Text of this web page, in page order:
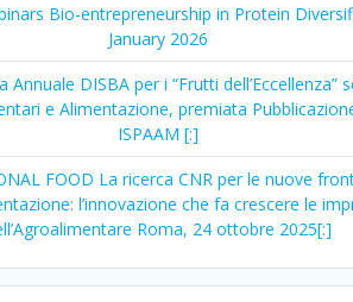
Bio-entrepreneurship in Protein
January 2026
Annuale DISBA per i “Frutti dell’Eccellenza”
e Alimentazione, premiata
ISPAAM [:]
FOOD La ricerca CNR per le nuove
l’innovazione che fa crescere le
Roma, 24 ottobre 2025[:]